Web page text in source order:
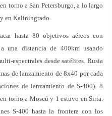
torno a San Petersburgo, a lo largo
en Kaliningrado.
hasta 80 objetivos aéreos con
una distancia de 400km usando
espectrales desde satélites. Rusia
de lanzamiento de 8x40 por cada
de lanzamiento de S-400). 8
torno a Moscú y 1 estuvo en Siria.
S-400 hasta la frontera con los